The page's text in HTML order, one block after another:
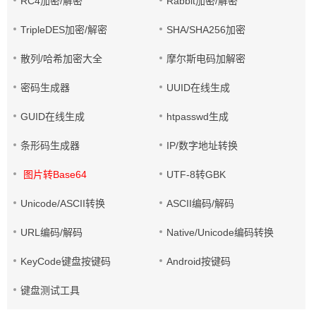
TripleDES加密/解密 SHA/SHA256加密
散列/哈希加密大全 摩尔斯电码加解密
密码生成器 UUID在线生成
GUID在线生成 htpasswd生成
条形码生成器 IP/数字地址转换
图片转Base64 UTF-8转GBK
Unicode/ASCII转换 ASCII编码/解码
URL编码/解码 Native/Unicode编码转换
KeyCode键盘按键码 Android按键码
键盘测试工具